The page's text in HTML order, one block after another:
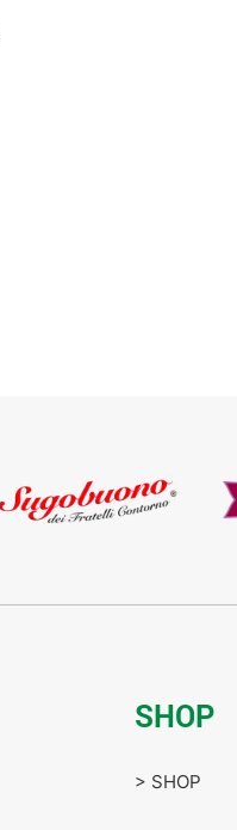
SHOP
> SHOP